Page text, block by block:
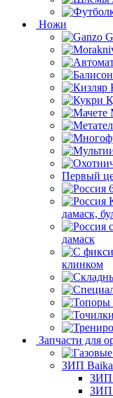
Ножи
Первый
дамаск,
дамаск
клинком
Запчасти для
ЗИП
ЗИП
ЗИП